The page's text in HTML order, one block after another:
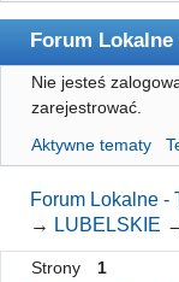
Forum
Główna
Użytkownicy
Rejestracja
Logowanie
Nie jesteś
zarejestrować.
Aktywne tematy
Forum Lokalne -
→ LUBELSKIE
Strony 1